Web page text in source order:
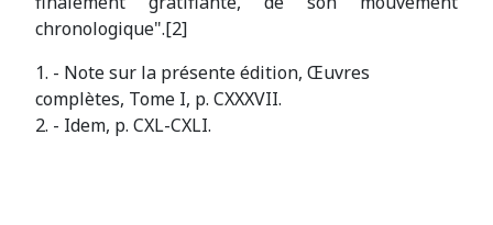
chronologique".[2]
1. - Note sur la présente édition, Œuvres
complètes, Tome I, p. CXXXVII.
2. - Idem, p. CXL-CXLI.